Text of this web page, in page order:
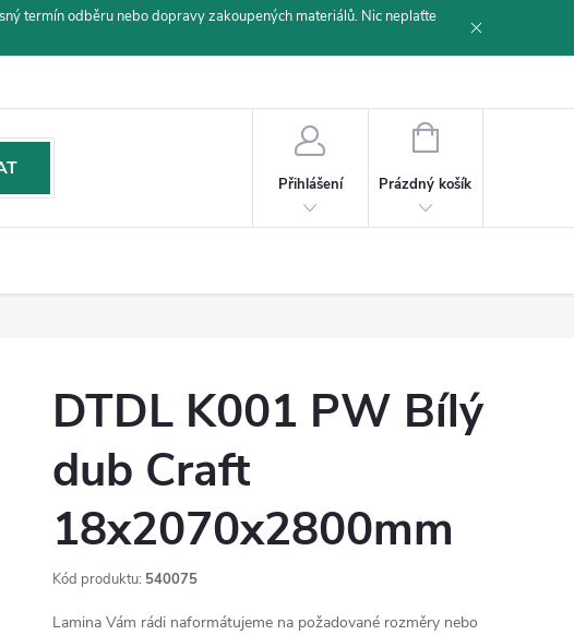
termín odběru nebo dopravy zakoupených materiálů. Nic neplaťte
Přihlášení
NÁKUPNÍ
Prázdný košík
DTDL K001 PW Bílý
dub Craft
18x2070x2800mm
Kód produktu: 540075
Lamina Vám rádi naformátujeme na požadované rozměry nebo